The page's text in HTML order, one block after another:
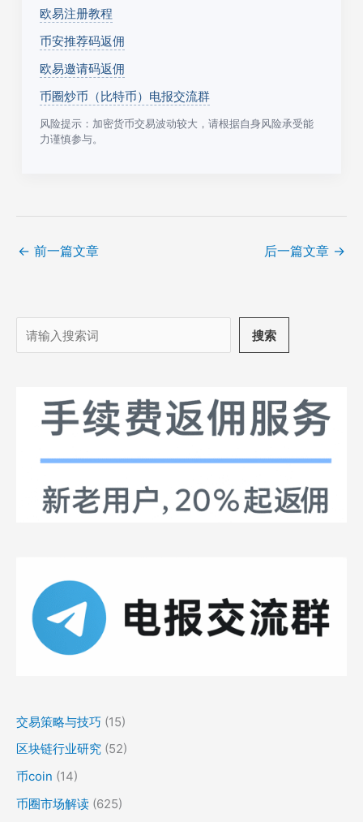
欧易注册教程
币安推荐码返佣
欧易邀请码返佣
币圈炒币（比特币）电报交流群
风险提示：加密货币交易波动较大，请根据自身风险承受能
力谨慎参与。
← 前一篇文章 后一篇文章 →
搜
索
搜索
交易策略与技巧 (15)
区块链行业研究 (52)
币coin (14)
币圈市场解读 (625)